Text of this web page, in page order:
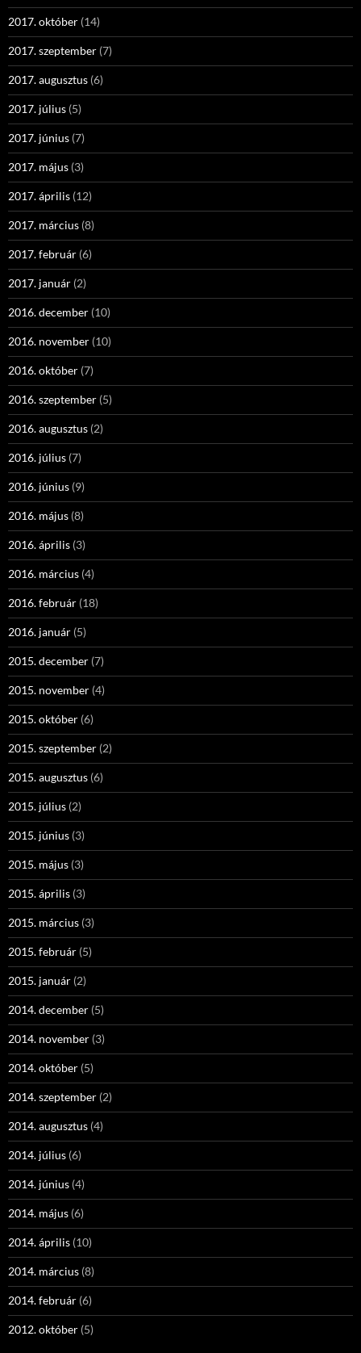
2017. október (14)
2017. szeptember (7)
2017. augusztus (6)
2017. július (5)
2017. június (7)
2017. május (3)
2017. április (12)
2017. március (8)
2017. február (6)
2017. január (2)
2016. december (10)
2016. november (10)
2016. október (7)
2016. szeptember (5)
2016. augusztus (2)
2016. július (7)
2016. június (9)
2016. május (8)
2016. április (3)
2016. március (4)
2016. február (18)
2016. január (5)
2015. december (7)
2015. november (4)
2015. október (6)
2015. szeptember (2)
2015. augusztus (6)
2015. július (2)
2015. június (3)
2015. május (3)
2015. április (3)
2015. március (3)
2015. február (5)
2015. január (2)
2014. december (5)
2014. november (3)
2014. október (5)
2014. szeptember (2)
2014. augusztus (4)
2014. július (6)
2014. június (4)
2014. május (6)
2014. április (10)
2014. március (8)
2014. február (6)
2012. október (5)